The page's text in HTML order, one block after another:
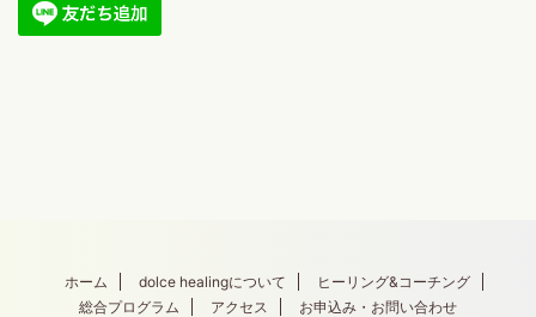
ホーム dolce healingについて
ヒーリング&コーチング
総合プログラム
アクセス お申込み・お問い合わせ